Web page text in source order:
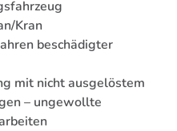
Kran
beschädigter
mit nicht ausgelöstem
– ungewollte